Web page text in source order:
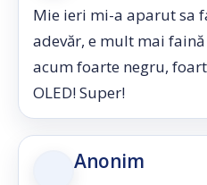
Mie ieri mi-a aparut sa
adevăr, e mult mai
acum foarte negru,
OLED! Super!
Anonim